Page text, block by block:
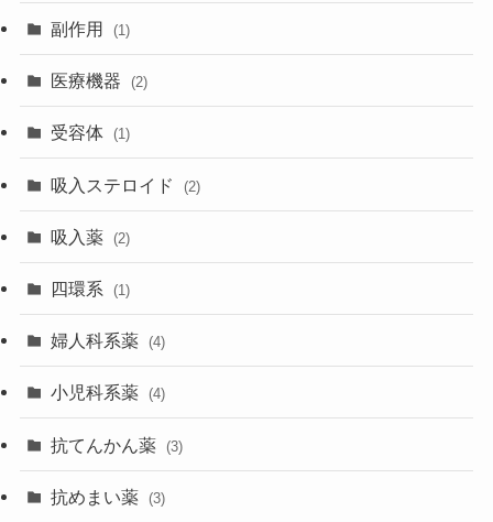
副作用 (1)
医療機器 (2)
受容体 (1)
吸入ステロイド (2)
吸入薬 (2)
四環系 (1)
婦人科系薬 (4)
小児科系薬 (4)
抗てんかん薬 (3)
抗めまい薬 (3)